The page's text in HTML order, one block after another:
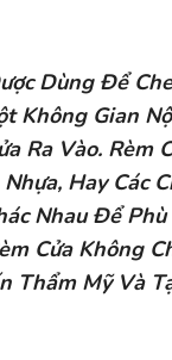
Dùng Để
Không Gian
Ra Vào.
Hay Các
Nhau Để
Cửa Không
Thẩm Mỹ Và